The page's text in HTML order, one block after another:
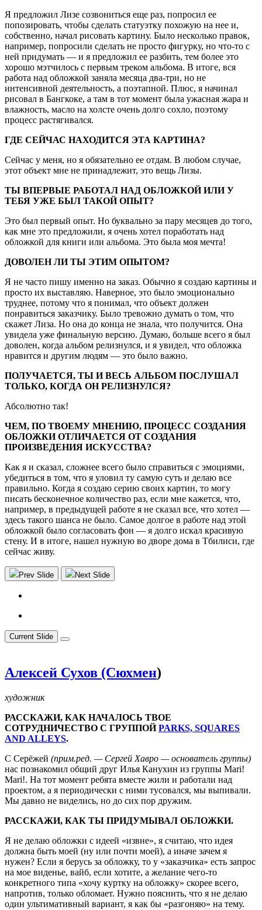
Я предложил Лизе созвониться еще раз, попросил ее
попозировать, чтобы сделать статуэтку похожую на нее и,
собственно, начал рисовать картину. Было несколько правок,
например, попросили сделать не просто фигурку, но что-то с
ней придумать — и я предложил ее разбить, тем более это
хорошо мэтчилось с первым треком альбома. В итоге, вся
работа над обложкой заняла месяца два-три, но не
интенсивной деятельность, а поэтапной. Плюс, я начинал
рисовал в Бангкоке, а там в тот момент была ужасная жара и
влажность, масло на холсте очень долго сохло, поэтому
процесс растягивался.
ГДЕ СЕЙЧАС НАХОДИТСЯ ЭТА КАРТИНА?
Сейчас у меня, но я обязательно ее отдам. В любом случае,
этот объект мне не принадлежит, это вещь Лизы.
ТЫ ВПЕРВЫЕ РАБОТАЛ НАД ОБЛОЖКОЙ ИЛИ У
ТЕБЯ УЖЕ БЫЛ ТАКОЙ ОПЫТ?
Это был первый опыт. Но буквально за пару месяцев до того,
как мне это предложили, я очень хотел поработать над
обложкой для книги или альбома. Это была моя мечта!
ДОВОЛЕН ЛИ ТЫ ЭТИМ ОПЫТОМ?
Я не часто пишу именно на заказ. Обычно я создаю картины и
просто их выставляю. Наверное, это было эмоционально
труднее, потому что я понимал, что объект должен
понравиться заказчику. Было тревожно думать о том, что
скажет Лиза. Но она до конца не знала, что получится. Она
увидела уже финальную версию. Думаю, больше всего я был
доволен, когда альбом релизнулся, и я увидел, что обложка
нравится и другим людям — это было важно.
ПОЛУЧАЕТСЯ, ТЫ И ВЕСЬ АЛЬБОМ ПОСЛУШАЛ
ТОЛЬКО, КОГДА ОН РЕЛИЗНУЛСЯ?
Абсолютно так!
ЧЕМ, ПО ТВОЕМУ МНЕНИЮ, ПРОЦЕСС СОЗДАНИЯ
ОБЛОЖКИ ОТЛИЧАЕТСЯ ОТ СОЗДАНИЯ
ПРОИЗВЕДЕНИЯ ИСКУССТВА?
Как я и сказал, сложнее всего было справиться с эмоциями,
убедиться в том, что я уловил ту самую суть и делаю все
правильно. Когда я создаю серию своих картин, то могу
писать бесконечное количество раз, если мне кажется, что,
например, в предыдущей работе я не сказал все, что хотел —
здесь такого шанса не было. Самое долгое в работе над этой
обложкой было согласовать фон — я долго искал красивую
стену. И в итоге, нашел нужную во дворе дома в Тбилиси, где
сейчас живу.
Prev Slide Next Slide
Current Slide
Алексей Сухов (Сюхмен)
художник
РАССКАЖИ, КАК НАЧАЛОСЬ ТВОЕ
СОТРУДНИЧЕСТВО С ГРУППОЙPARKS, SQUARES
AND ALLEYS.
С Серёжей (прим.ред. — Сергей Хавро — основатель группы)
нас познакомил общий друг Илья Канухин из группы Mari!
Mari!. На тот момент ребята вместе жили и работали над
проектом, а я периодически с ними тусовался, мы выпивали.
Мы давно не виделись, но до сих пор дружим.
РАССКАЖИ, КАК ТЫ ПРИДУМЫВАЛ ОБЛОЖКИ.
Я не делаю обложки с идеей «извне», я считаю, что идея
должна быть моей (ну или почти моей), а иначе зачем я
нужен? Если я берусь за обложку, то у «заказчика» есть запрос
на мое виденье, вайб, если хотите, а желание чего-то
конкретного типа «хочу куртку на обложку» скорее всего,
напротив, только обломает. Нужно пояснить, что я не делаю
один ультимативный вариант, я как бы «разгоняю» на тему.